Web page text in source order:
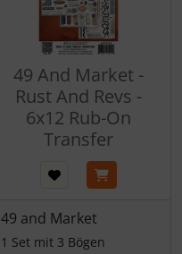
49 And Market -
Rust And Revs -
6x12 Rub-On
Transfer
49 and Market
1 Set mit 3 Bögen